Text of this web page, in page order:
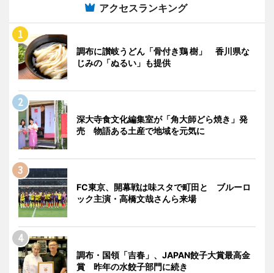
アクセスランキング
調布に讃岐うどん「骨付き鶏 樹」 香川県な
じみの「ぬるい」も提供
深大寺食文化編集室が「角大師どら焼き」発
売 物語ある土産で地域を元気に
FC東京、開幕戦は味スタで町田と ブルーロ
ック主演・高橋文哉さんら来場
調布・国領「吉春」、JAPAN餃子大賞最高金
賞 昨年の水餃子部門に続き